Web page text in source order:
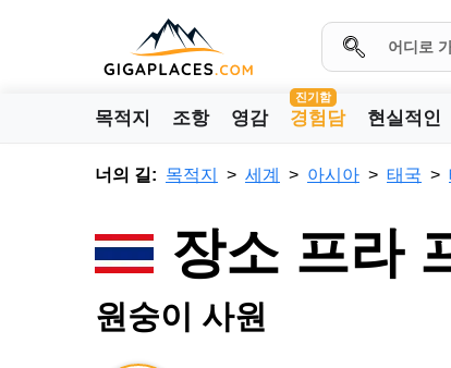
목적지 조항 영감
진기함
경험담 현실적인
너의 길: 목적지 세계 아시아 태국
장소 프라
원숭이 사원